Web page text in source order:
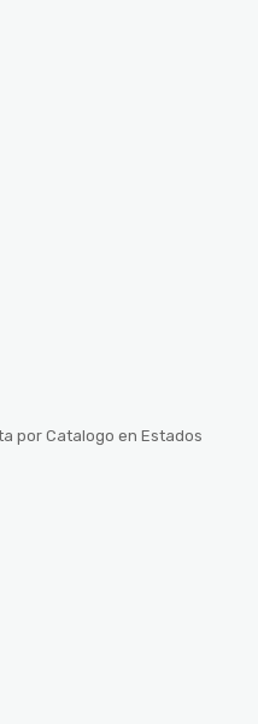
por Catalogo en Estados